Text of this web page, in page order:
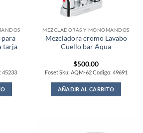
tarja
45233
MEZCLADORAS Y MONOMANDOS
Mezcladora cromo Lavabo
Cuello bar Aqua
$500.00
Foset Sku: AQM-62 Codigo: 49691
AÑADIR AL CARRITO